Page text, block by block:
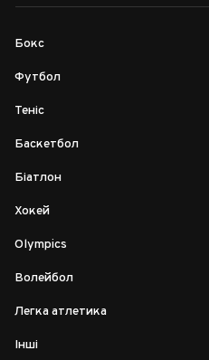
Бокс
Футбол
Теніс
Баскетбол
Біатлон
Хокей
Olympics
Волейбол
Легка атлетика
Інші